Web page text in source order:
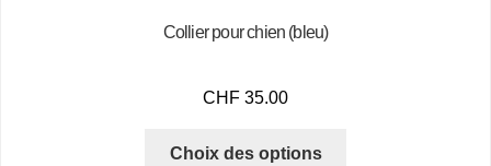
Collier pour chien (bleu)
CHF 35.00
Choix des options